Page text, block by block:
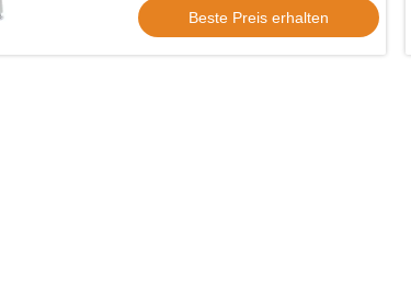
Beste Preis erhalten